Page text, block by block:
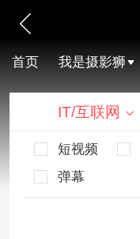
首页 我是摄影狮
IT/互联网
短视频
弹幕